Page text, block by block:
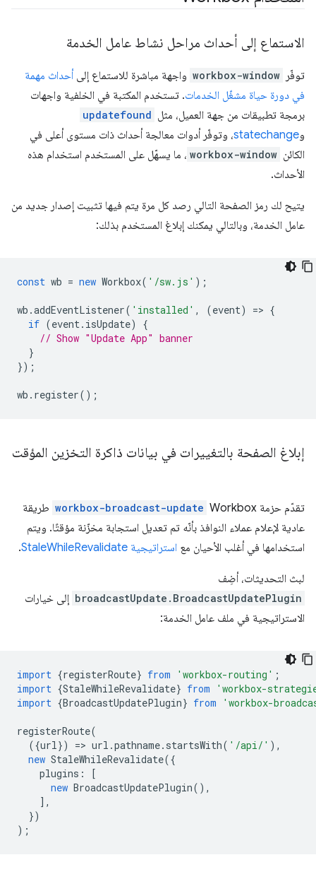
الاستماع إلى أحداث مراحل نشاط عامل الخدمة
توفّر workbox-window واجهة مباشرة للاستماع إلى أحداث مهمة
في دورة حياة مشغّل الخدمات. تستخدم المكتبة في الخلفية واجهات
برمجة تطبيقات من جهة العميل، مثل updatefound
وstatechange، وتوفّر أدوات معالجة أحداث ذات مستوى أعلى في
الكائن workbox-window ، ما يسهّل على المستخدم استخدام هذه
الأحداث.
يتيح لك رمز الصفحة التالي رصد كل مرة يتم فيها تثبيت إصدار جديد من
عامل الخدمة، وبالتالي يمكنك إبلاغ المستخدم بذلك:
const wb = new Workbox( '/sw.js' );
wb .addEventListener( 'installed' , (event) => {
if (event. isUpdate)
{
// Show "Update App" banner
}
});
wb . register();
إبلاغ الصفحة بالتغييرات في بيانات ذاكرة التخزين المؤقت
تقدّم حزمة Workbox workbox-broadcast-update طريقة
عادية لإعلام عملاء النوافذ بأنّه تم تعديل استجابة مخزّنة مؤقتًا. ويتم
استخدامها في أغلب الأحيان مع استراتيجية StaleWhileRevalidate .
لبث التحديثات، أضِف
broadcastUpdate.BroadcastUpdatePlugin إلى خيارات
الاستراتيجية في ملف عامل الخدمة:
import {registerRoute} from 'workbox-routing' ;
import {StaleWhileRevalidate} from
'workbox-
import {BroadcastUpdatePlugin} from 'workbox-
registerRoute(
({url}) => url .pathname. startsWith( '/api/' ),
new StaleWhileRevalidate({
plugins :
[
new BroadcastUpdatePlugin(),
],
})
);